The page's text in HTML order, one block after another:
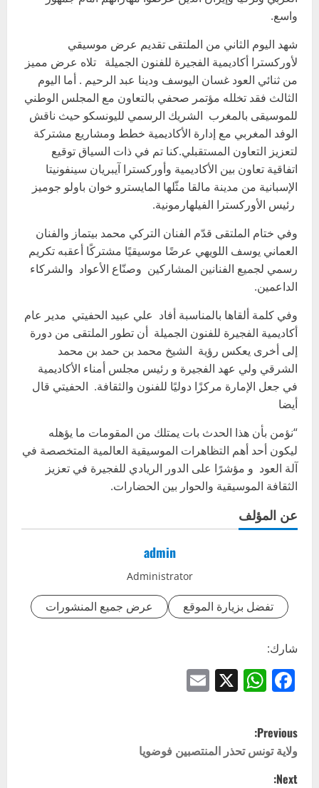
واسع.
شهد اليوم الثاني من الملتقى تقديم عرض موسيقي
لأوركسترا أكاديمية الفجيرة للفنون الجميلة تلاه عرض مميز
من ثنائي العود غسان اليوسف ودينا عبد الرحيم . أما اليوم
الثالث فقد تخلله مؤتمر صحفي بالتعاون مع المجلس الوطني
للموسيقى بالمغرب الشريك الرسمي لليونسكو حيث ناقش
الوفد المغربي مع إدارة الأكاديمية خطط ومشاريع مشتركة
لتعزيز التعاون المستقبلي.كنا تم في ذات السياق توقيع
اتفاقية تعاون بين الأكاديمية وأوركسترا آيبريان سينفونيتا
الإسبانية من مدينة مالقا مثّلها المايسترو خوان باولو جوميز
رئيس الأوركسترا الفيلهارمونية.
وفي ختام الملتقى قدّم الفنان التركي محمد بيتماز والفنان
العماني يوسف اللويهي عرضًا موسيقيًا مشتركًا أعقبه تكريم
رسمي لجميع الفنانين المشاركين وصنّاع الأعواد والشركاء
الداعمين.
وفي كلمة ألقاها بالمناسبة أفاد علي عبيد الحفيتي مدير عام
أكاديمية الفجيرة للفنون الجميلة أن تطور الملتقى من دورة
إلى أخرى يعكس رؤية الشيخ محمد بن حمد بن محمد
الشرقي ولي عهد الفجيرة و رئيس مجلس أمناء الأكاديمية
في جعل الإمارة مركزًا دوليًا للفنون والثقافة. الحفيتي قال
أيضا
“نؤمن بأن هذا الحدث بات يمتلك من المقومات ما يؤهله
ليكون أحد أهم التظاهرات الموسيقية العالمية المتخصصة في
آلة العود و مؤشرًا على الدور الريادي للفجيرة في تعزيز
الثقافة الموسيقية والحوار بين الحضارات.
عن المؤلف
admin
Administrator
تفضل بزيارة الموقع عرض جميع المنشورات
شارك:
Facebook
WhatsApp
X
P
o
Previous:
ولاية تونس تحذر المنتصبين فوضويا
Next: